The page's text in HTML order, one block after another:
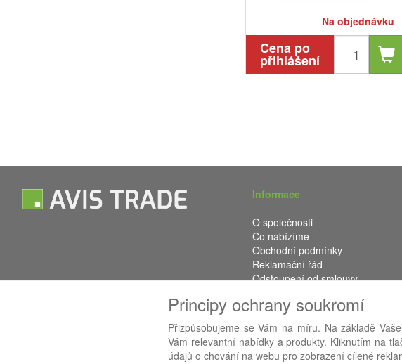
Na objednávku
Cena po
přihlášení
Informace
O společnosti
Co nabízíme
Obchodní podmínky
Reklamační řád
Odstoupení od smlouvy
Používáme ABRA eShop- nejlepší
Principy ochrany soukromí
Přizpůsobujeme se Vám na míru. Na základě
Vám relevantní nabídky a produkty. Kliknutím na
údajů o chování na webu pro zobrazení cílené